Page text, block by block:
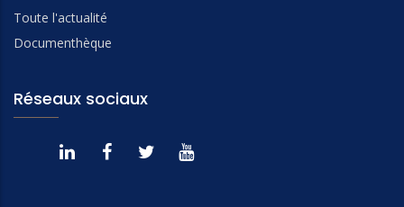
Toute l'actualité
Documenthèque
Réseaux sociaux